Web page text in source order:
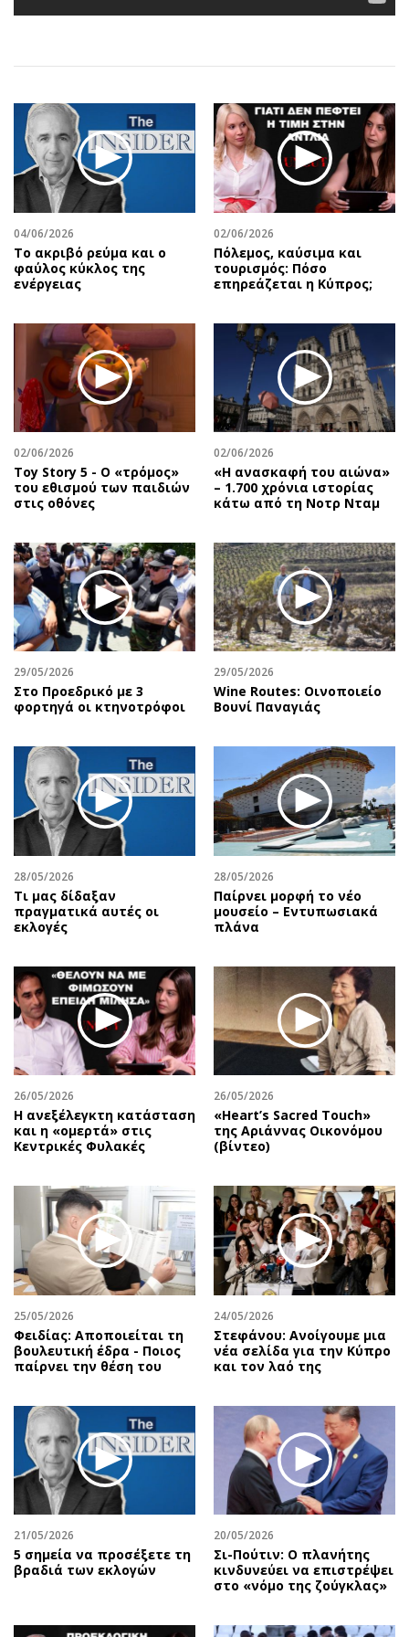
Αθλητισμός
Ελλάδα
Κληρώσεις Allwyn
Οικονομική
Οικονομία
Real Estate
Επιχειρήσεις
Αγορές
Money Review
Trends
Ενέργεια
Ναυτιλία
Περιβάλλον
Κόσμος
Παράξενα
Σινεμά
Θέατρο-Χορός
Μουσική
Εικαστικά
Βιβλίο
Χειρόγραφα
Geek
Κινητά-tablets
Αυτοκίνηση
Αφιερώματα
Πολιτική
Οικονομία
Γενικά
Αναδρομές
Πρόσωπα
Good Life
Γυναίκα
Showbiz
Ταξίδια
Έξοδος
Media
Wine routes
Podcasts
Uncut
Προσφορές
Προσωπικότητες στην ''Κ''
Επιστολές
04/06/2026
Το ακριβό ρεύμα και ο
φαύλος κύκλος της
ενέργειας
02/06/2026
Πόλεμος, καύσιμα και
τουρισμός: Πόσο
επηρεάζεται η Κύπρος;
02/06/2026
Toy Story 5 - O «τρόμος»
του εθισμού των παιδιών
στις οθόνες
02/06/2026
«Η ανασκαφή του αιώνα»
– 1.700 χρόνια ιστορίας
κάτω από τη Νοτρ Νταμ
29/05/2026
Στο Προεδρικό με 3
φορτηγά οι κτηνοτρόφοι
29/05/2026
Wine Routes: Οινοποιείο
Βουνί Παναγιάς
28/05/2026
Τι μας δίδαξαν
πραγματικά αυτές οι
εκλογές
28/05/2026
Παίρνει μορφή το νέο
μουσείο – Εντυπωσιακά
πλάνα
26/05/2026
Η ανεξέλεγκτη κατάσταση
και η «ομερτά» στις
Κεντρικές Φυλακές
26/05/2026
«Heart’s Sacred Touch»
της Αριάννας Οικονόμου
(βίντεο)
25/05/2026
Φειδίας: Αποποιείται τη
βουλευτική έδρα - Ποιος
παίρνει την θέση του
24/05/2026
Στεφάνου: Ανοίγουμε μια
νέα σελίδα για την Κύπρο
και τον λαό της
21/05/2026
5 σημεία να προσέξετε τη
βραδιά των εκλογών
20/05/2026
Σι-Πούτιν: Ο πλανήτης
κινδυνεύει να επιστρέψει
στο «νόμο της ζούγκλας»